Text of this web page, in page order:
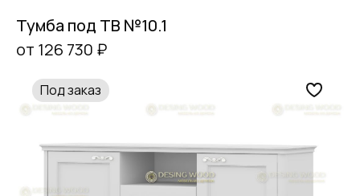
Тумба под ТВ №10.1
от 126 730 ₽
Под заказ